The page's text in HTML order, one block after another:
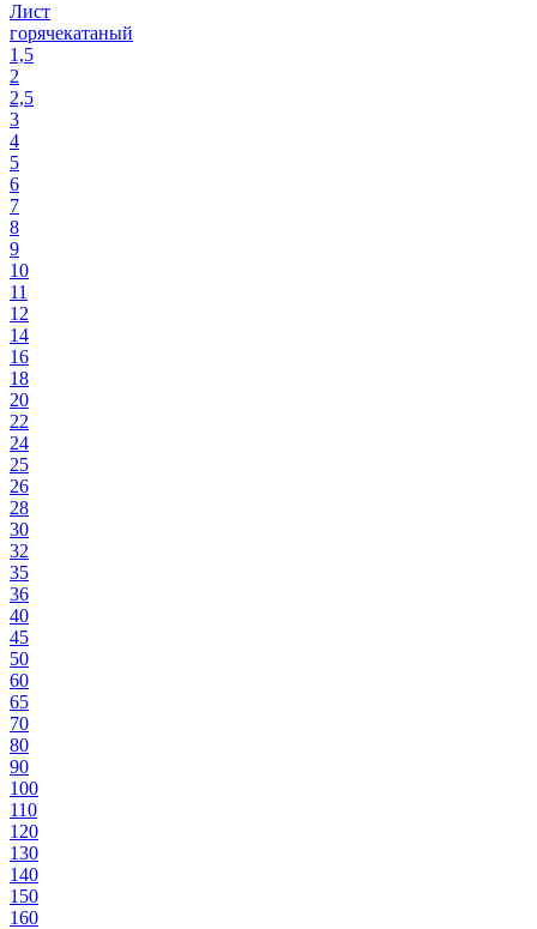
Лист
горячекатаный
1,5
2
2,5
3
4
5
6
7
8
9
10
11
12
14
16
18
20
22
24
25
26
28
30
32
35
36
40
45
50
60
65
70
80
90
100
110
120
130
140
150
160